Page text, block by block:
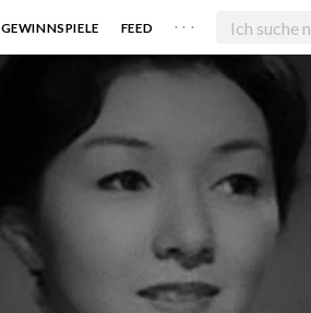
GEWINNSPIELE FEED . . .